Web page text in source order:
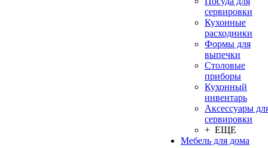
сервировки
Кухонные
расходники
Формы для
выпечки
Столовые
приборы
Кухонный
инвентарь
Аксессуары
сервировки
+ ЕЩЕ
Мебель для дома